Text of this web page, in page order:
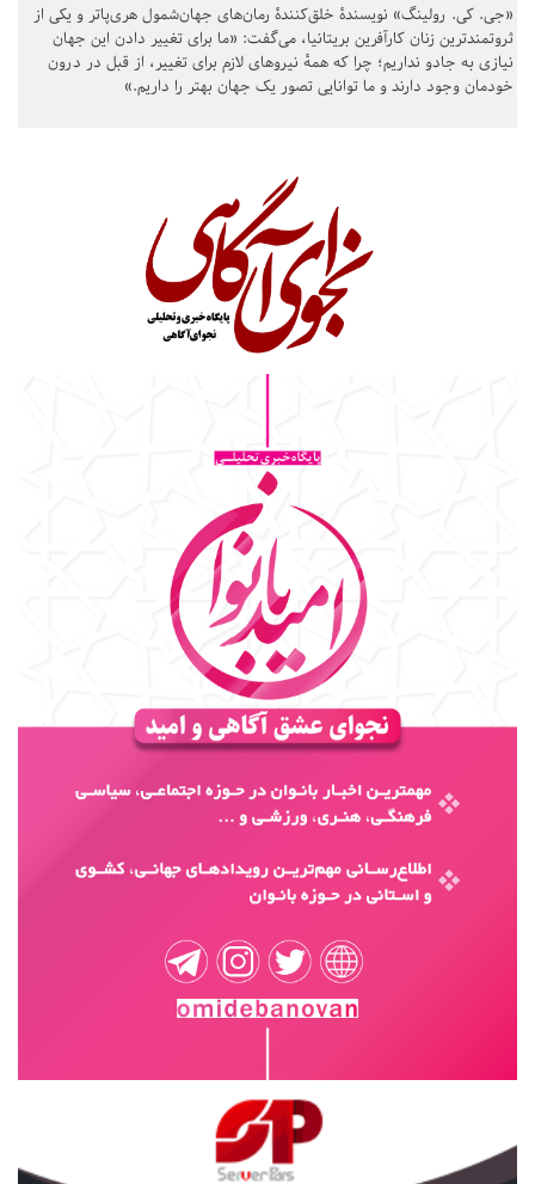
«جی. کی. رولینگ» نویسندهٔ خلق‌کنندهٔ رمان‌های جهان‌شمول هری‌پاتر و یکی از
ثروتمندترین زنان کارآفرین بریتانیا، می‌گفت: «ما برای تغییر دادن این جهان
نیازی به جادو نداریم؛ چرا که همهٔ نیروهای لازم برای تغییر، از قبل در درون
خودمان وجود دارند و ما توانایی تصور یک جهان بهتر را داریم.»